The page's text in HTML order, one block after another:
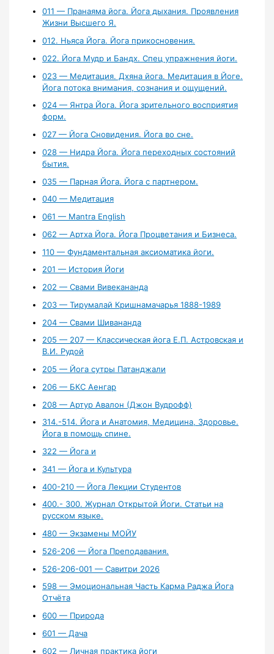
011 — Пранаяма йога. Йога дыхания. Проявления
Жизни Высшего Я.
012. Ньяса Йога. Йога прикосновения.
022. Йога Мудр и Бандх. Спец упражнения йоги.
023 — Медитация. Дхяна йога. Медитация в Йоге.
Йога потока внимания, сознания и ощущений.
024 — Янтра Йога. Йога зрительного восприятия
форм.
027 — Йога Сновидения. Йога во сне.
028 — Нидра Йога. Йога переходных состояний
бытия.
035 — Парная Йога. Йога с партнером.
040 — Медитация
061 — Mantra English
062 — Артха Йога. Йога Процветания и Бизнеса.
110 — Фундаментальная аксиоматика йоги.
201 — История Йоги
202 — Свами Вивекананда
203 — Тирумалай Кришнамачарья 1888-1989
204 — Свами Шивананда
205 — 207 — Классическая йога Е.П. Астровская и
В.И. Рудой
205 — Йога сутры Патанджали
206 — БКС Аенгар
208 — Артур Авалон (Джон Вудрофф)
314.-514. Йога и Анатомия, Медицина, Здоровье.
Йога в помощь спине.
322 — Йога и
341 — Йога и Культура
400-210 — Йога Лекции Студентов
400.- 300. Журнал Открытой Йоги. Статьи на
русском языке.
480 — Экзамены МОЙУ
526-206 — Йога Преподавания.
526-206-001 — Савитри 2026
598 — Эмоциональная Часть Карма Раджа Йога
Отчёта
600 — Природа
601 — Дача
602 — Личная практика йоги